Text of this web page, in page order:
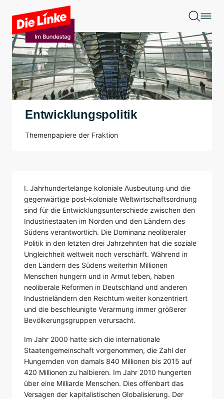
Zum Hauptinhalt springen
Entwicklungspolitik
Themenpapiere der Fraktion
I. Jahrhundertelange koloniale Ausbeutung und die
gegenwärtige post-koloniale Weltwirtschaftsordnung
sind für die Entwicklungsunterschiede zwischen den
Industriestaaten im Norden und den Ländern des
Südens verantwortlich. Die Dominanz neoliberaler
Politik in den letzten drei Jahrzehnten hat die soziale
Ungleichheit weltweit noch verschärft. Während in
den Ländern des Südens weiterhin Millionen
Menschen hungern und in Armut leben, haben
neoliberale Reformen in Deutschland und anderen
Industrieländern den Reichtum weiter konzentriert
und die beschleunigte Verarmung immer größerer
Bevölkerungsgruppen verursacht.
Im Jahr 2000 hatte sich die internationale
Staatengemeinschaft vorgenommen, die Zahl der
Hungernden von damals 840 Millionen bis 2015 auf
420 Millionen zu halbieren. Im Jahr 2010 hungerten
über eine Milliarde Menschen. Dies offenbart das
Versagen der kapitalistischen Globalisierung. Der